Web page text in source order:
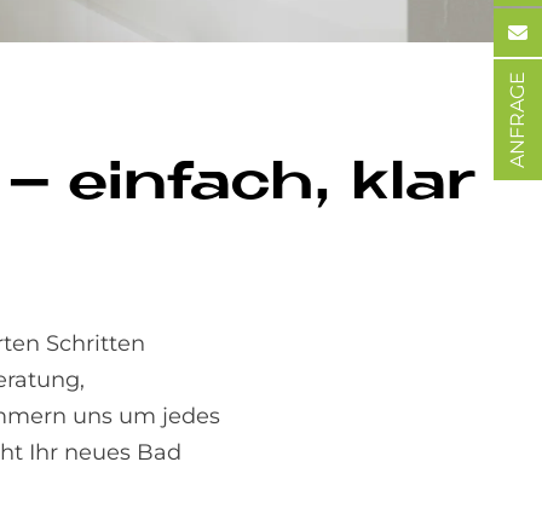
ein­fach, klar
Schritten
uns um jedes
Ihr neues Bad
ANFRAGE